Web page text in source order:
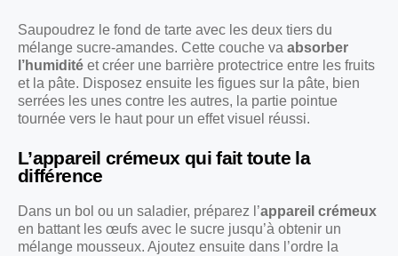
Saupoudrez le fond de tarte avec les deux tiers du
mélange sucre-amandes. Cette couche va absorber
l’humidité et créer une barrière protectrice entre les fruits
et la pâte. Disposez ensuite les figues sur la pâte, bien
serrées les unes contre les autres, la partie pointue
tournée vers le haut pour un effet visuel réussi.
L’appareil crémeux qui fait toute la
différence
Dans un bol ou un saladier, préparez l’appareil crémeux
en battant les œufs avec le sucre jusqu’à obtenir un
mélange mousseux. Ajoutez ensuite dans l’ordre la